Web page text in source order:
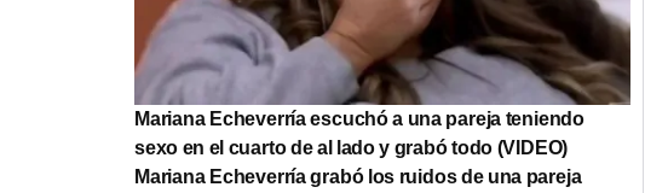
Mariana Echeverría escuchó a una pareja teniendo
sexo en el cuarto de al lado y grabó todo (VIDEO)
Mariana Echeverría grabó los ruidos de una pareja